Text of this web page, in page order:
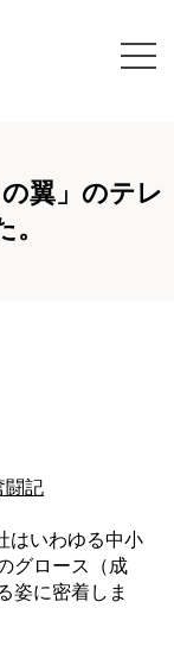
翼」のテレ
闘記
はいわゆる中小
グロース（成
姿に密着しま